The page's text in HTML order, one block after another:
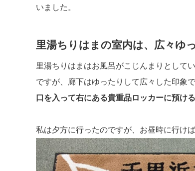
いました。
里湯ちりはまの室内は、広々ゆ
里湯ちりはまはお風呂がこじんまりとして
ですが、廊下はゆったりして広々した印象で
口を入って右にある貴重品ロッカーに預ける
私は夕方に行ったのですが、お昼時に行け